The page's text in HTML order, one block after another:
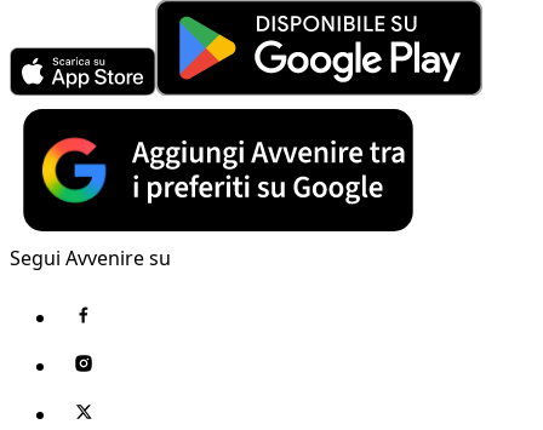
Segui Avvenire su